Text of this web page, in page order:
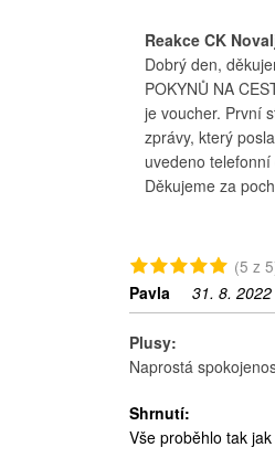
Reakce CK
Dobrý den,
POKYNŮ NA
je voucher. První
zprávy, který
uvedeno
Děkujeme za
(5 z
Pavla
31. 8. 2022
Plusy:
Naprostá
Shrnutí:
Vše proběhlo tak